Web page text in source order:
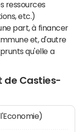
ressources
etc.)
part, à financer
et, d'autre
qu'elle a
de Casties-